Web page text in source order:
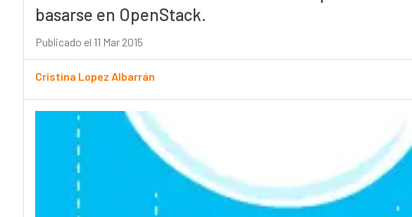
basarse en OpenStack.
Publicado el 11 Mar 2015
Cristina Lopez Albarrán